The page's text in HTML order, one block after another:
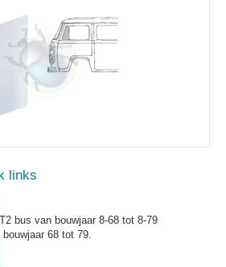
links
bus van bouwjaar 8-68 tot 8-79
68 tot 79.